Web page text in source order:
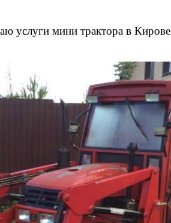
услуги мини трактора в Кирове